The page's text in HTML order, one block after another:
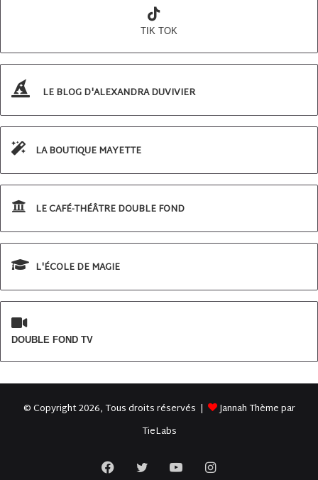
TIK TOK
LE BLOG D'ALEXANDRA DUVIVIER
LA BOUTIQUE MAYETTE
LE CAFÉ-THÉÂTRE DOUBLE FOND
L'ÉCOLE DE MAGIE
DOUBLE FOND TV
© Copyright 2026, Tous droits réservés |
Jannah Thème par
TieLabs
Facebook
TwitterYouTubeInstagram